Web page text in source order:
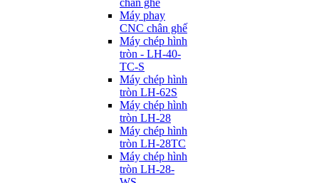
chân ghế
Máy phay
CNC chân ghế
Máy chép hình
tròn - LH-40-
TC-S
Máy chép hình
tròn LH-62S
Máy chép hình
tròn LH-28
Máy chép hình
tròn LH-28TC
Máy chép hình
tròn LH-28-